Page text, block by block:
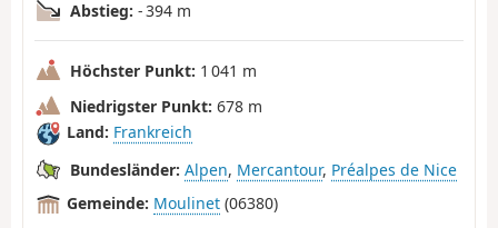
Abstieg: - 394 m
Höchster Punkt: 1 041 m
Niedrigster Punkt: 678 m
Land: Frankreich
Bundesländer: Alpen, Mercantour, Préalpes de Nice
Gemeinde: Moulinet (06380)